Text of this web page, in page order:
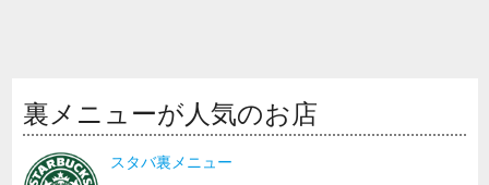
裏メニューが人気のお店
スタバ裏メニュー